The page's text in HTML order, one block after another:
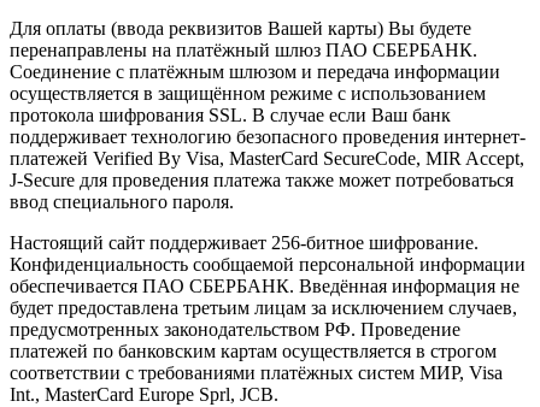
Для оплаты (ввода реквизитов Вашей карты) Вы будете
перенаправлены на платёжный шлюз ПАО СБЕРБАНК.
Соединение с платёжным шлюзом и передача информации
осуществляется в защищённом режиме с использованием
протокола шифрования SSL. В случае если Ваш банк
поддерживает технологию безопасного проведения интернет-
платежей Verified By Visa, MasterCard SecureCode, MIR Accept,
J-Secure для проведения платежа также может потребоваться
ввод специального пароля.
Настоящий сайт поддерживает 256-битное шифрование.
Конфиденциальность сообщаемой персональной информации
обеспечивается ПАО СБЕРБАНК. Введённая информация не
будет предоставлена третьим лицам за исключением случаев,
предусмотренных законодательством РФ. Проведение
платежей по банковским картам осуществляется в строгом
соответствии с требованиями платёжных систем МИР, Visa
Int., MasterCard Europe Sprl, JCB.